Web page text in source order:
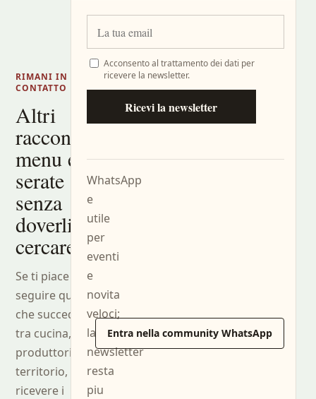
RIMANI IN
CONTATTO
Altri
racconti,
menu e
serate
senza
doverli
cercare.
Se ti piace
seguire quello
che succede
tra cucina, sala,
produttori e
territorio, puoi
ricevere i
Acconsento al trattamento dei dati per
ricevere la newsletter.
Ricevi la newsletter
WhatsApp
e
utile
per
eventi
e
novita
veloci;
la
newsletter
resta
piu
Entra nella community WhatsApp